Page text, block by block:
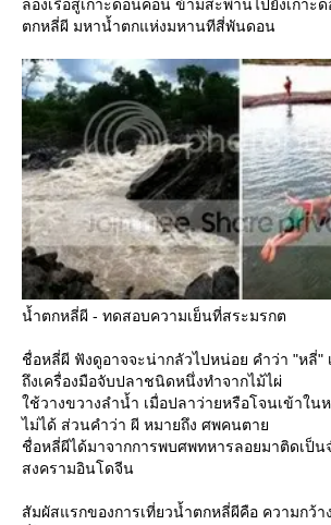
ล่องเรือสู่เกาะดอนคอน ข้ามสะพานไปยังเกาะ
ตกหลี่ผี มหาน้ำตกแห่งมหานทีสี่พันดอน
น้ำตกหลี่ผี - ทดสอบความเย็นที่สระมรกต
ชื่อหลี่ผี ฟังดูอาจจะน่ากลัวไปหน่อย คำว่า "หลี่
ถึงเครื่องมือจับปลาชนิดหนึ่งทำจากไม้ไผ่
ช้วางขวางลำน้ำ เมื่อปลาว่ายหรือโจนเข้าใน
ไม่ได้ ส่วนคำว่า ผี หมายถึง ศพคนตา
ชื่อหลี่ผีได้มาจากการพบศพทหารลอยมาติดเป็
สงครามอินโดจีน
สัมผัสแรกของการเที่ยวน้ำตกหลี่ผีคือ ความกว้